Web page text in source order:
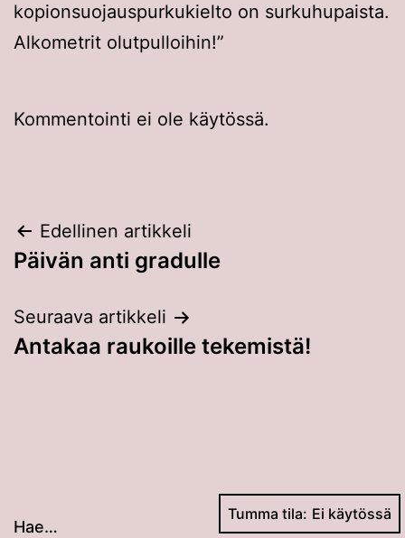
kopionsuojauspurkukielto on surkuhupaista.
Alkometrit olutpulloihin!”
Kommentointi ei ole käytössä.
Artikkelien
selaus
Edellinen artikkeli
Päivän anti gradulle
Seuraava artikkeli
Antakaa raukoille tekemistä!
Hae…
Kun tuloksia tulee, voit selata niitä
Tumma tila: